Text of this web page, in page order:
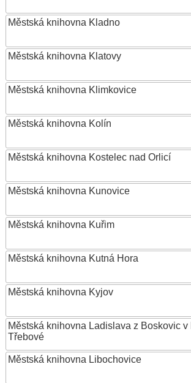
Městská knihovna Kladno
Městská knihovna Klatovy
Městská knihovna Klimkovice
Městská knihovna Kolín
Městská knihovna Kostelec nad Orlicí
Městská knihovna Kunovice
Městská knihovna Kuřim
Městská knihovna Kutná Hora
Městská knihovna Kyjov
Městská knihovna Ladislava z Boskovic v
Třebové
Městská knihovna Libochovice